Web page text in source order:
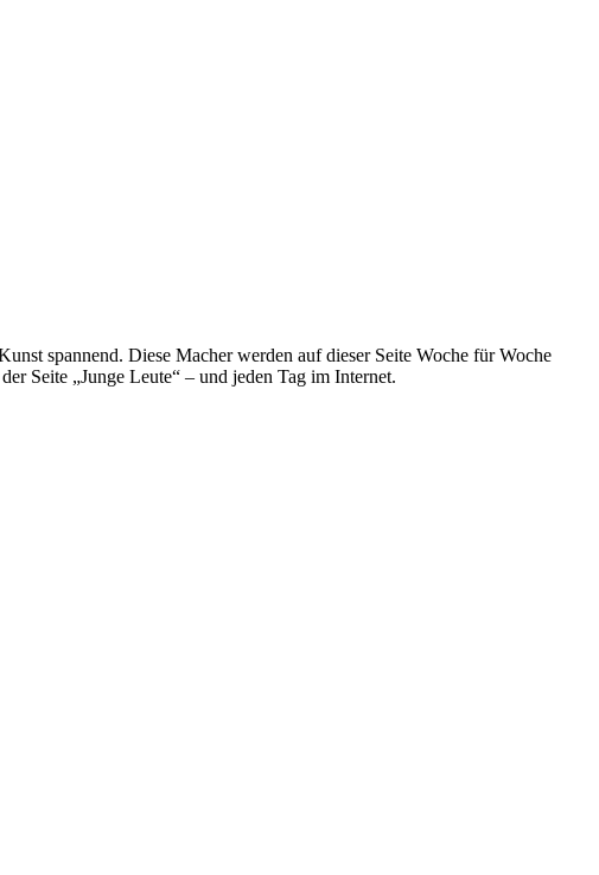
spannend. Diese Macher werden auf dieser Seite Woche für Woche
Seite „Junge Leute“ – und jeden Tag im Internet.